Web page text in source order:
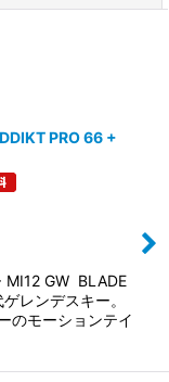
PRO 66 +
MI12 GW BLADE
レンデスキー。
のモーションテイ